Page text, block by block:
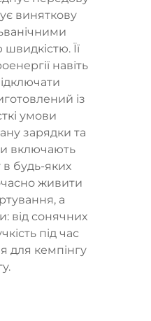
виняткову
Її
навіть
із
умови
зарядки та
включають
будь-яких
живити
а
від сонячних
під час
для кемпінгу